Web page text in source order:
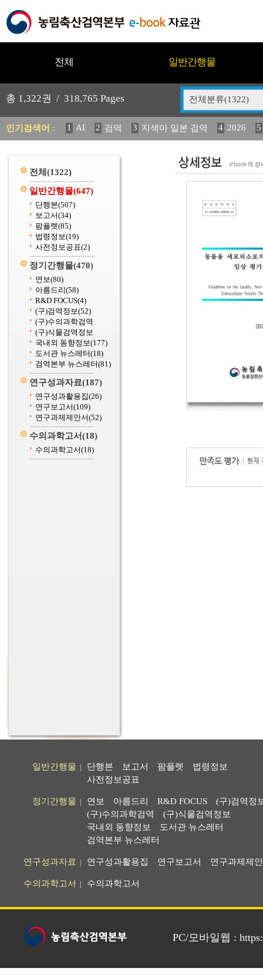
전체 일반간행물
총 1,322권 / 318,765 Pages 전체분류(1322)
인기검색어 : 1 AI 2 검역 3 지색마 일본 검역 4 2026 5
전체 (1322)
일반간행물(647)
단행본(507)
보고서(34)
팜플렛(85)
법령정보(19)
사전정보공표(2)
정기간행물(470)
연보(80)
아름드리(58)
R&D FOCUS(4)
(구)검역정보(52)
(구)수의과학검역
(구)식물검역정보
국내외 동향정보(177)
도서관 뉴스레터(18)
검역본부 뉴스레터(81)
연구성과자료(187)
연구성과활용집(26)
연구보고서(109)
연구과제제안서(52)
수의과학고서(18)
수의과학고서(18)
일반간행물 단행본 보고서 팜플렛
법령정보
사전정보공표
정기간행물 연보 아름드리 R&D FOCUS
(구)검역정
(구)수의과학검역
(구)식물검역정보
국내외 동향정보
도서관 뉴스레터
검역본부 뉴스레터
연구성과자료 연구성과활용집 연구보고서 연구과제제
수의과학고서 수의과학고서
PC/모바일웹 :